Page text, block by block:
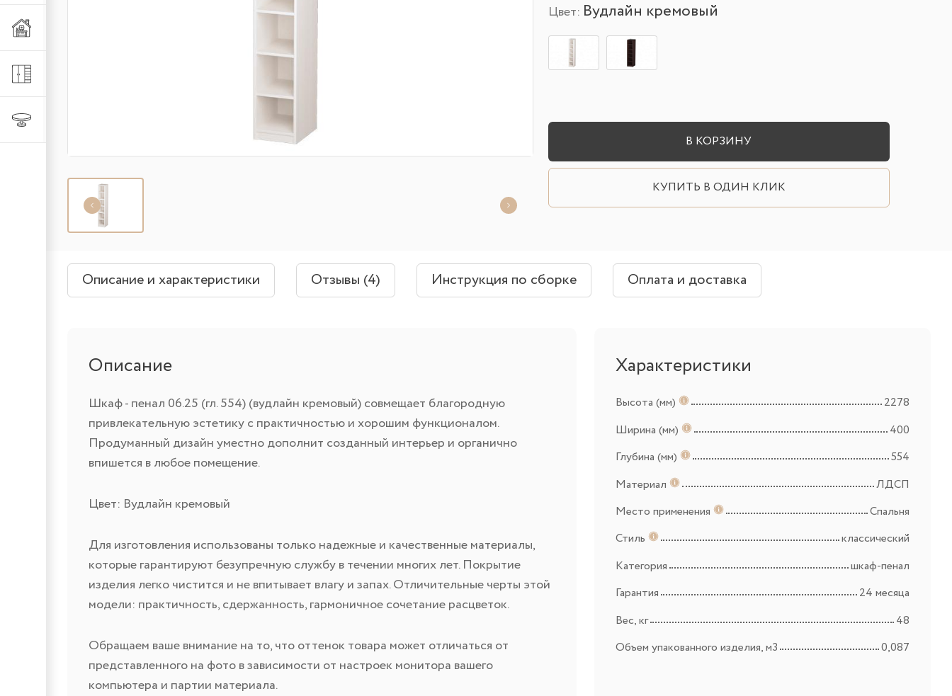
Цвет: Вудлайн кремовый
В КОРЗИНУ
КУПИТЬ В ОДИН КЛИК
Описание и характеристики Отзывы (4) Инструкция по сборке Оплата и доставка
Описание
Шкаф - пенал 06.25 (гл. 554) (вудлайн кремовый) совмещает благородную
привлекательную эстетику с практичностью и хорошим функционалом.
Продуманный дизайн уместно дополнит созданный интерьер и органично
впишется в любое помещение.
Цвет: Вудлайн кремовый
Для изготовления использованы только надежные и качественные материалы,
которые гарантируют безупречную службу в течении многих лет. Покрытие
изделия легко чистится и не впитывает влагу и запах. Отличительные черты этой
модели: практичность, сдержанность, гармоничное сочетание расцветок.
Обращаем ваше внимание на то, что оттенок товара может отличаться от
представленного на фото в зависимости от настроек монитора вашего
компьютера и партии материала.
Характеристики
Высота (мм)
2278
Ширина (мм)
400
Глубина (мм)
554
Материал
ЛДСП
Место применения
Спальня
Стиль
классический
Категория
шкаф-пенал
Гарантия
24 месяца
Вес, кг
48
Объем упакованного изделия, м3
0,087